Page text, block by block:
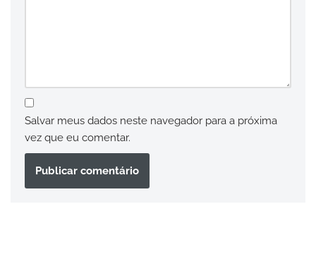
Salvar meus dados neste navegador para a próxima
vez que eu comentar.